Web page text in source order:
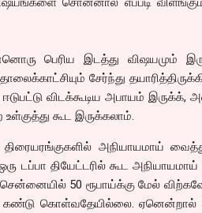
பெரிய இடத்து விஷயமும்
சேர்ந்து
ஈடுபட்டு விடக்கூடிய அபாயம்
கூட இருக்கலாம்.
அநியாயமாய் வைத்து
டப்பா தியேட்டரில் கூட அநியாயமாய்
50 ரூபாய்க்கு மேல்
கண்டு கொள்வதேயில்லை. ஏனென்றால்